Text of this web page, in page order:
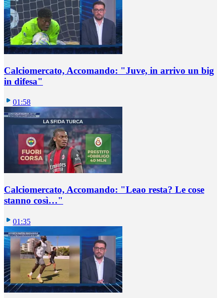
Calciomercato, Accomando: "Juve, in arrivo un big
in difesa"
01:58
Calciomercato, Accomando: "Leao resta? Le cose
stanno così…"
01:35